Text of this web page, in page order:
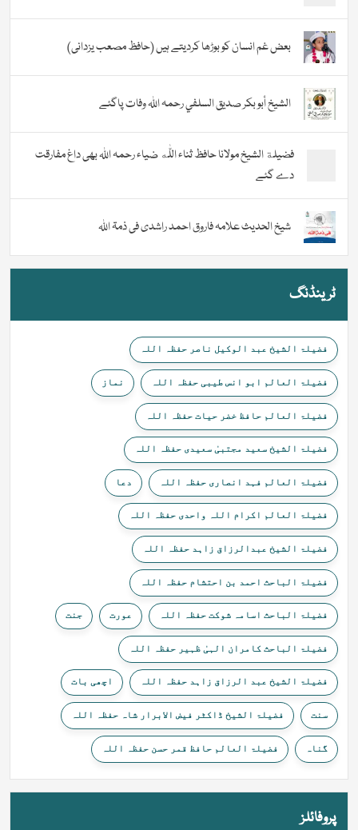
بعض غم انسان کو بوڑھا کردیتے ہیں (حافظ مصعب یزدانی)
الشيخ أبو بكر صديق السلفي رحمہ اللہ وفات پاگئے
فضیلة الشيخ مولانا حافظ ثناء اللّٰه ضیاء رحمہ اللہ بھی داغ مفارقت
دے گئے
شیخ الحدیث علامہ فاروق احمد راشدی فی ذمۃ اللہ
ٹرینڈنگ
فضیلۃ الشیخ عبد الوکیل ناصر حفظہ اللہ
فضیلۃ العالم ابو انس طیبی حفظہ اللہ نماز
فضیلۃ العالم حافظ خضر حیات حفظہ اللہ
فضیلۃ الشیخ سعید مجتبیٰ سعیدی حفظہ اللہ
فضیلۃ العالم فہد انصاری حفظہ اللہ دعا
فضیلۃ العالم اکرام اللہ واحدی حفظہ اللہ
فضیلۃ الشیخ عبدالرزاق زاہد حفظہ اللہ
فضیلۃ الباحث احمد بن احتشام حفظہ اللہ
فضیلۃ الباحث اسامہ شوکت حفظہ اللہ عورت جنت
فضیلۃ الباحث کامران الہیٰ ظہیر حفظہ اللہ
فضیلۃ الشیخ عبد الرزاق زاہد حفظہ اللہ اچھی بات
سنت فضیلۃ الشیخ ڈاکٹر فیض الابرار شاہ حفظہ اللہ
گناہ فضیلۃ العالم حافظ قمر حسن حفظہ اللہ
پروفائلز